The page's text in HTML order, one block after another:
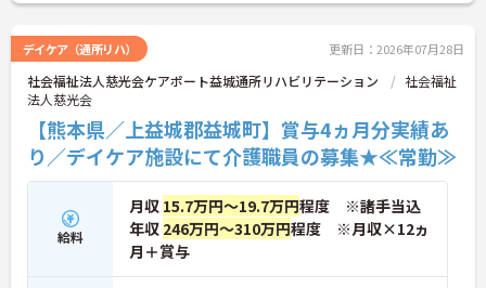
デイケア（通所リハ） 更新日：2026年07月28日
社会福祉法人慈光会ケアポート益城通所リハビリテーション
社会福祉
法人慈光会
【熊本県／上益城郡益城町】賞与4ヵ月分実績あ
り／デイケア施設にて介護職員の募集★≪常勤≫
給料
月収 15.7万円～19.7万円程度 ※諸手当込
年収 246万円～310万円程度 ※月収×12ヵ
月＋賞与